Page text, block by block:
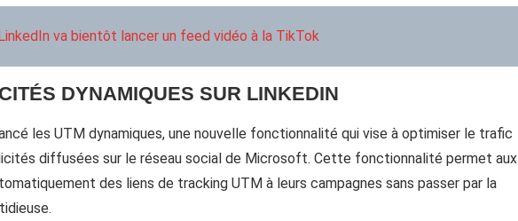
LinkedIn va bientôt lancer un feed vidéo à la TikTok
DYNAMIQUES SUR LINKEDIN
les UTM dynamiques, une nouvelle fonctionnalité qui vise à optimiser le trafic
diffusées sur le réseau social de Microsoft. Cette fonctionnalité permet aux
des liens de tracking UTM à leurs campagnes sans passer par la